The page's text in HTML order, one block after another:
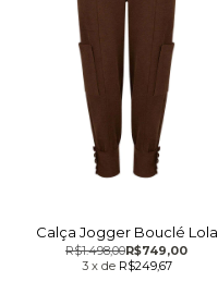
Calça Jogger Bouclé Lola
R$749,00
R$1.498,00
3 x de R$249,67